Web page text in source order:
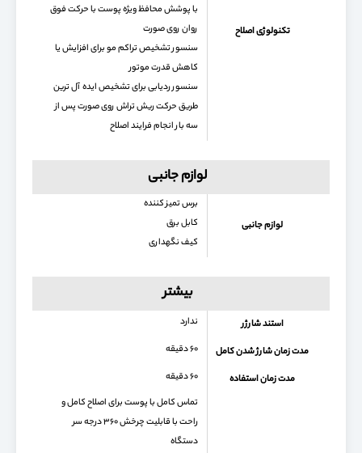
تکنولوژی اصلاح
با پوشش محافظ ویژه پوست با حرکت فوق
روان روی صورت
سنسور تشخیص تراکم مو برای افزایش یا
کاهش قدرت موتور
سنسور ردیابی برای تشخیص ایده آل ترین
طریق حرکت ریش تراش روی صورت پس از
سه بار انجام فرایند اصلاح
لوازم جانبی
لوازم جانبی
برس تمیز کننده
کابل برق
کیف نگهداری
بیشتر
استند شارژر ندارد
مدت زمان شارژ شدن کامل ۶۰ دقیقه
مدت زمان استفاده ۶۰ دقیقه
تماس کامل با پوست برای اصلاح کامل و
راحت با قابلیت چرخش ۳۶۰ درجه سر
دستگاه